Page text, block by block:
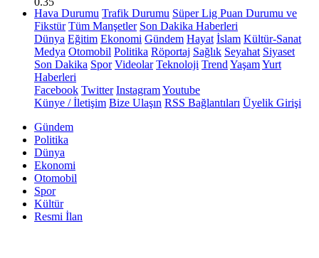
Hava Durumu Trafik Durumu Süper Lig Puan Durumu ve
Fikstür Tüm Manşetler Son Dakika Haberleri
Dünya Eğitim Ekonomi Gündem Hayat İslam Kültür-Sanat
Medya Otomobil Politika Röportaj Sağlık Seyahat Siyaset
Son Dakika Spor Videolar Teknoloji Trend YaşamYurt
Haberleri
Facebook Twitter InstagramYoutube
Künye / İletişim Bize Ulaşın RSS Bağlantıları Üyelik Girişi
Gündem
Politika
Dünya
Ekonomi
Otomobil
Spor
Kültür
Resmi İlan